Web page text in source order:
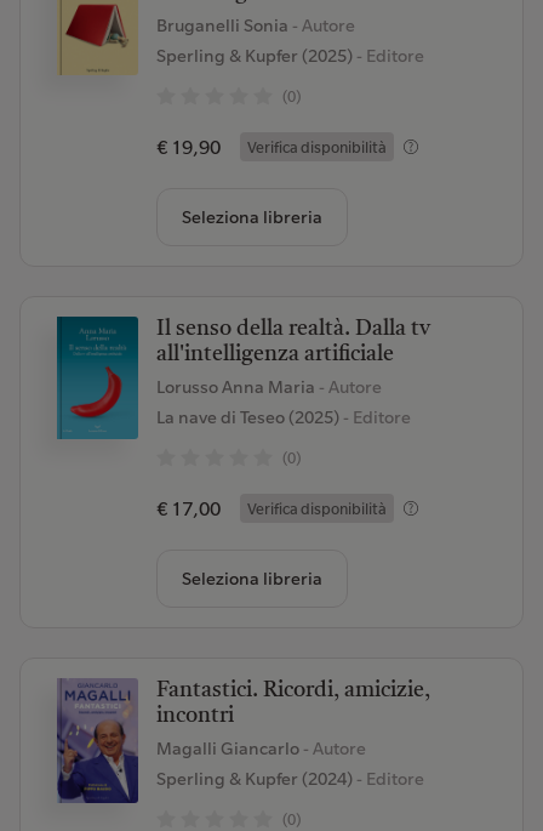
Bruganelli Sonia - Autore
Sperling & Kupfer (2025)- Editore
(0)
€ 19,90 Verifica disponibilità
Seleziona libreria
Il senso della realtà. Dalla tv
all'intelligenza artificiale
Lorusso Anna Maria - Autore
La nave di Teseo (2025)- Editore
(0)
€ 17,00 Verifica disponibilità
Seleziona libreria
Fantastici. Ricordi, amicizie,
incontri
Magalli Giancarlo - Autore
Sperling & Kupfer (2024)- Editore
(0)